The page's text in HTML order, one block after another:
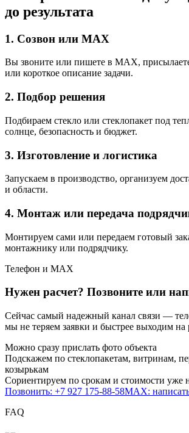
до результата
1. Созвон или MAX
Вы звоните или пишете в MAX,
или короткое описание задачи.
2. Подбор решения
Подбираем стекло или стеклопакет под
солнце, безопасность и бюджет.
3. Изготовление и логистика
Запускаем в производство, организуем
и области.
4. Монтаж или передача
Монтируем сами или передаем готовый
монтажнику или подрядчику.
Телефон и MAX
Нужен расчет? Позвоните или
Сейчас самый надежный канал связи —
мы не теряем заявки и быстрее выходим на
Можно сразу прислать фото объекта
Подскажем по стеклопакетам, витринам,
козырькам
Сориентируем по срокам и стоимости уже
Позвонить: +7 927 175-88-58MAX:
FAQ